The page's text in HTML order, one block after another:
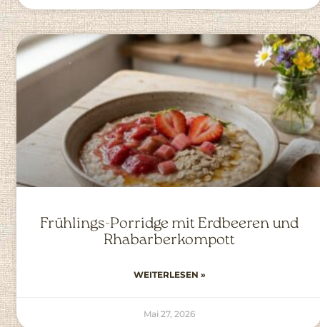
Frühlings-Porridge mit Erdbeeren und
Rhabarberkompott
WEITERLESEN »
Mai 27, 2026